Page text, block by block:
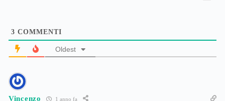
3 COMMENTI
Oldest
Vincenzo 1 anno fa